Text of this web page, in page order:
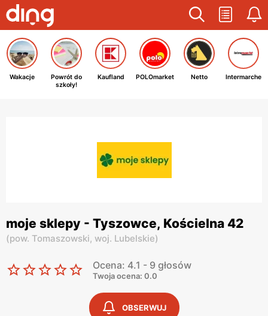
Wakacje
Powrót do
szkoły!
Kaufland POLOmarket Netto Intermarche
moje sklepy - Tyszowce, Kościelna 42
(pow. Tomaszowski, woj. Lubelskie)
Ocena: 4.1 - 9 głosów
Twoja ocena: 0.0
OBSERWUJ